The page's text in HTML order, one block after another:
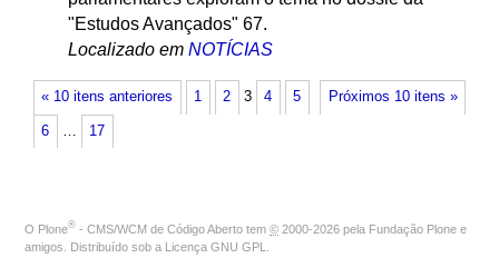
"Estudos Avançados" 67.
Localizado em NOTÍCIAS
« 10 itens anteriores Próximos 10 itens »
1 2 3 4 5
6 … 17
O Plone® - CMS/WCM de Código Aberto tem © 2000-2026 pela Fundação Plone e
amigos. Distribuído sob a Licença GNU GPL